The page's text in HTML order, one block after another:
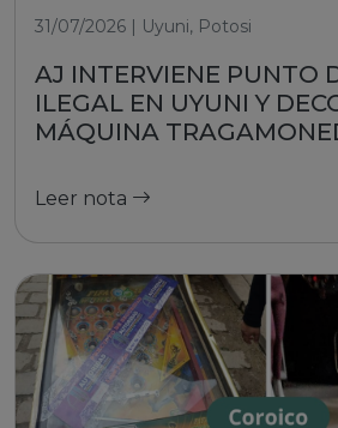
31/07/2026 | Uyuni, Potosi
AJ INTERVIENE PUNTO
ILEGAL EN UYUNI Y
MÁQUINA
Leer nota